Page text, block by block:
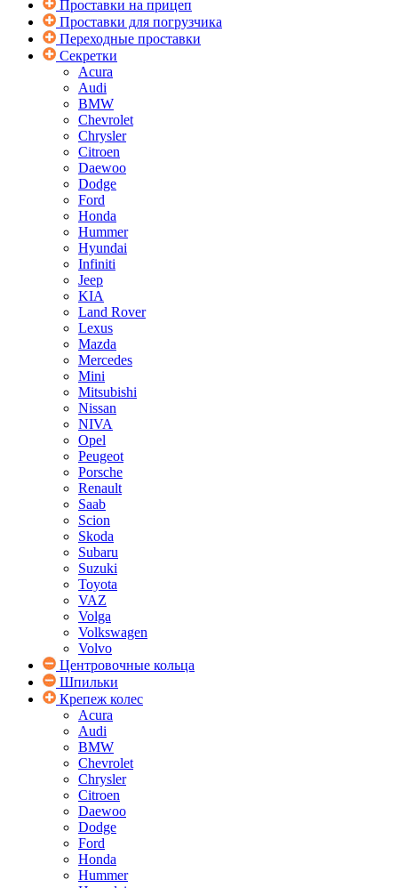
Проставки на прицеп
Проставки для погрузчика
Переходные проставки
Секретки
Acura
Audi
BMW
Chevrolet
Chrysler
Citroen
Daewoo
Dodge
Ford
Honda
Hummer
Hyundai
Infiniti
Jeep
KIA
Land Rover
Lexus
Mazda
Mercedes
Mini
Mitsubishi
Nissan
NIVA
Opel
Peugeot
Porsche
Renault
Saab
Scion
Skoda
Subaru
Suzuki
Toyota
VAZ
Volga
Volkswagen
Volvo
Центровочные кольца
Шпильки
Крепеж колес
Acura
Audi
BMW
Chevrolet
Chrysler
Citroen
Daewoo
Dodge
Ford
Honda
Hummer